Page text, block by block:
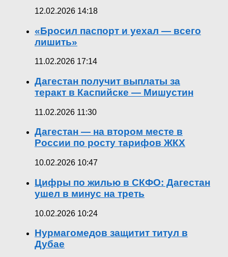
12.02.2026 14:18
«Бросил паспорт и уехал — всего
лишить»
11.02.2026 17:14
Дагестан получит выплаты за
теракт в Каспийске — Мишустин
11.02.2026 11:30
Дагестан — на втором месте в
России по росту тарифов ЖКХ
10.02.2026 10:47
Цифры по жилью в СКФО: Дагестан
ушел в минус на треть
10.02.2026 10:24
Нурмагомедов защитит титул в
Дубае